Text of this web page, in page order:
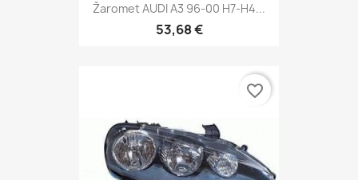
Žaromet AUDI A3 96-00 H7-H4...
53,68 €
favorite_border